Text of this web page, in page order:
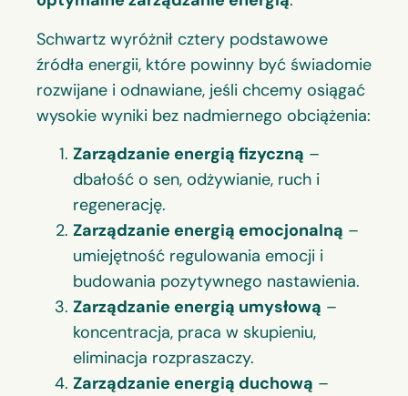
Schwartz wyróżnił cztery podstawowe
źródła energii, które powinny być świadomie
rozwijane i odnawiane, jeśli chcemy osiągać
wysokie wyniki bez nadmiernego obciążenia:
Zarządzanie energią fizyczną –
dbałość o sen, odżywianie, ruch i
regenerację.
Zarządzanie energią emocjonalną –
umiejętność regulowania emocji i
budowania pozytywnego nastawienia.
Zarządzanie energią umysłową –
koncentracja, praca w skupieniu,
eliminacja rozpraszaczy.
Zarządzanie energią duchową –